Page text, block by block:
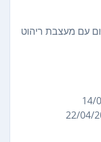
עם מעצבת ריהוט